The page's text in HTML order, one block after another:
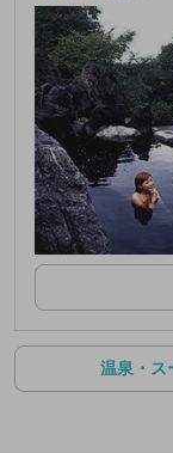
温泉・ス